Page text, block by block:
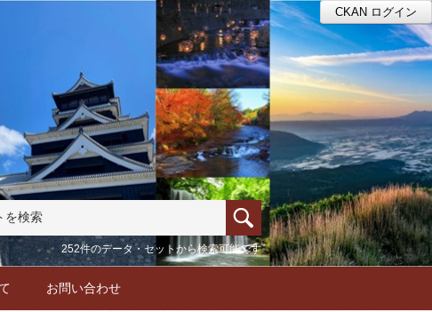
CKAN ログイン
252件のデータ・セットから検索可能です
お問い合わせ